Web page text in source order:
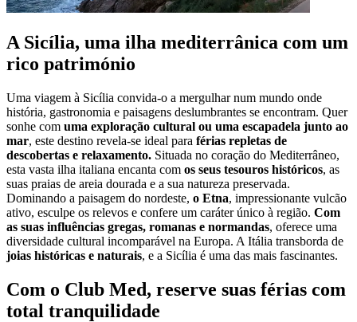
A Sicília, uma ilha mediterrânica com um
rico património
Uma viagem à Sicília convida-o a mergulhar num mundo onde
história, gastronomia e paisagens deslumbrantes se encontram. Quer
sonhe com uma exploração cultural ou uma escapadela junto ao
mar, este destino revela-se ideal para férias repletas de
descobertas e relaxamento. Situada no coração do Mediterrâneo,
esta vasta ilha italiana encanta com os seus tesouros históricos, as
suas praias de areia dourada e a sua natureza preservada.
Dominando a paisagem do nordeste, o Etna, impressionante vulcão
ativo, esculpe os relevos e confere um caráter único à região. Com
as suas influências gregas, romanas e normandas, oferece uma
diversidade cultural incomparável na Europa. A Itália transborda de
joias históricas e naturais, e a Sicília é uma das mais fascinantes.
Com o Club Med, reserve suas férias com
total tranquilidade